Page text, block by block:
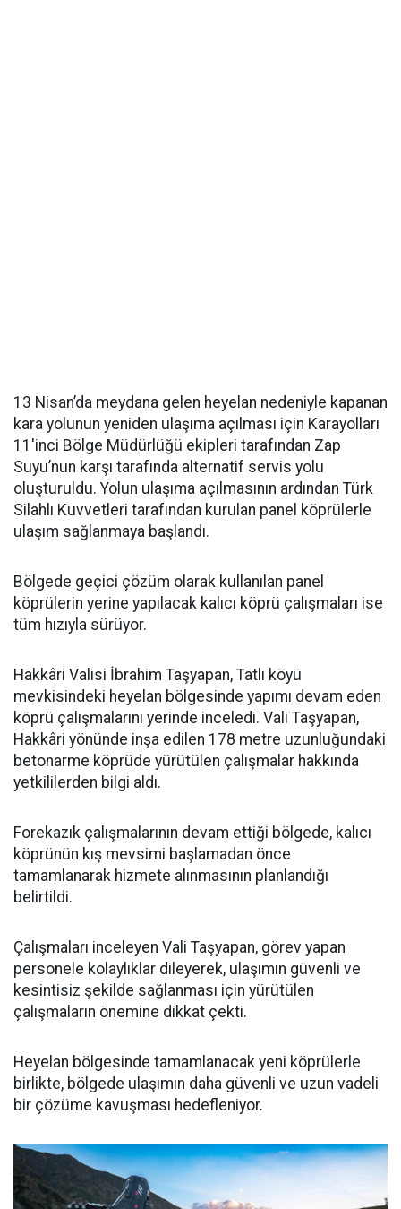
13 Nisan’da meydana gelen heyelan nedeniyle kapanan
kara yolunun yeniden ulaşıma açılması için Karayolları
11'inci Bölge Müdürlüğü ekipleri tarafından Zap
Suyu’nun karşı tarafında alternatif servis yolu
oluşturuldu. Yolun ulaşıma açılmasının ardından Türk
Silahlı Kuvvetleri tarafından kurulan panel köprülerle
ulaşım sağlanmaya başlandı.
Bölgede geçici çözüm olarak kullanılan panel
köprülerin yerine yapılacak kalıcı köprü çalışmaları ise
tüm hızıyla sürüyor.
Hakkâri Valisi İbrahim Taşyapan, Tatlı köyü
mevkisindeki heyelan bölgesinde yapımı devam eden
köprü çalışmalarını yerinde inceledi. Vali Taşyapan,
Hakkâri yönünde inşa edilen 178 metre uzunluğundaki
betonarme köprüde yürütülen çalışmalar hakkında
yetkililerden bilgi aldı.
Forekazık çalışmalarının devam ettiği bölgede, kalıcı
köprünün kış mevsimi başlamadan önce
tamamlanarak hizmete alınmasının planlandığı
belirtildi.
Çalışmaları inceleyen Vali Taşyapan, görev yapan
personele kolaylıklar dileyerek, ulaşımın güvenli ve
kesintisiz şekilde sağlanması için yürütülen
çalışmaların önemine dikkat çekti.
Heyelan bölgesinde tamamlanacak yeni köprülerle
birlikte, bölgede ulaşımın daha güvenli ve uzun vadeli
bir çözüme kavuşması hedefleniyor.